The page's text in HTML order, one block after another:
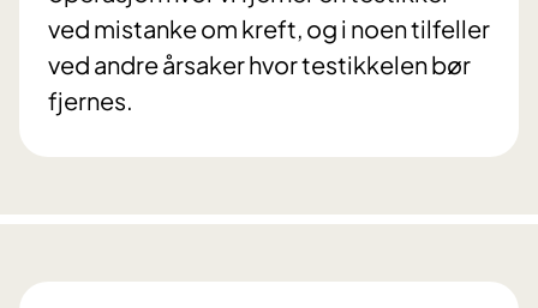
ved mistanke om kreft, og i noen tilfeller
ved andre årsaker hvor testikkelen bør
fjernes.